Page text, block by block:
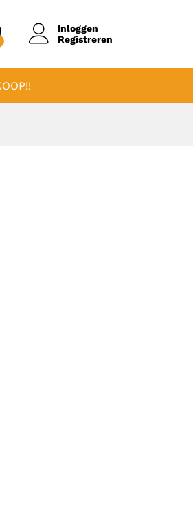
Inloggen
Registreren